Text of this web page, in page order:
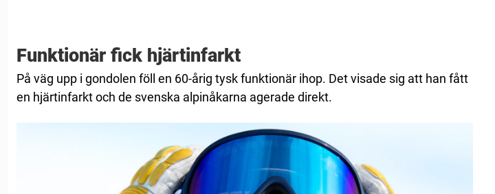
Funktionär fick hjärtinfarkt
På väg upp i gondolen föll en 60-årig tysk funktionär ihop. Det visade sig att han fått
en hjärtinfarkt och de svenska alpinåkarna agerade direkt.